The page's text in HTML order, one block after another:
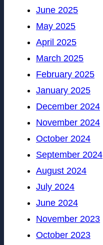
June 2025
May 2025
April 2025
March 2025
February 2025
January 2025
December 2024
November 2024
October 2024
September 2024
August 2024
July 2024
June 2024
November 2023
October 2023